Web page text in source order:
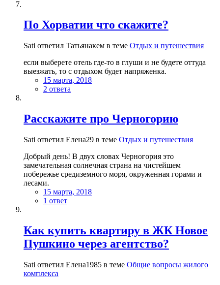
По Хорватии что скажите?
Sati ответил Татьянакем в теме Отдых и путешествия
если выберете отель где-то в глуши и не будете оттуда
выезжать, то с отдыхом будет напряженка.
15 марта, 2018
2 ответа
Расскажите про Черногорию
Sati ответил Елена29 в теме Отдых и путешествия
Добрый день! В двух словах Черногория это
замечательная солнечная страна на чистейшем
побережье средиземного моря, окруженная горами и
лесами.
15 марта, 2018
1 ответ
Как купить квартиру в ЖК Новое
Пушкино через агентство?
Sati ответил Елена1985 в теме Общие вопросы жилого
комплекса